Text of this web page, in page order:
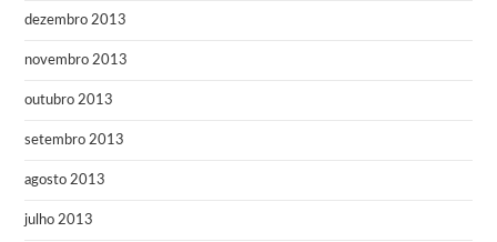
dezembro 2013
novembro 2013
outubro 2013
setembro 2013
agosto 2013
julho 2013